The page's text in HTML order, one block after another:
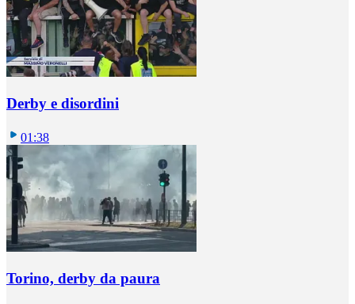
Derby e disordini
01:38
Torino, derby da paura